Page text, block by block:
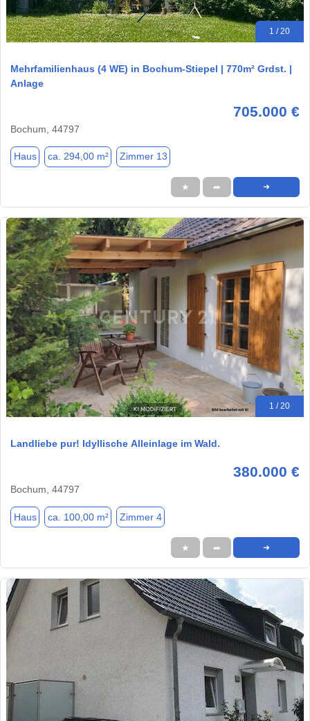
1 / 20
Mehrfamilienhaus (4 WE) in Bochum-Stiepel | 770m² Grdst. |
Anlage
705.000 €
Bochum, 44797
Haus ca. 294,00 m² Zimmer 13
★ ➦ ➜
1 / 20
Landliebe pur! Idyllische Alleinlage im Wald.
380.000 €
Bochum, 44797
Haus ca. 100,00 m² Zimmer 4
★ ➦ ➜